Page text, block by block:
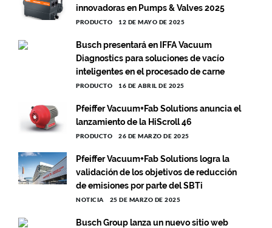
innovadoras en Pumps & Valves 2025
PRODUCTO 12 DE MAYO DE 2025
Busch presentará en IFFA Vacuum
Diagnostics para soluciones de vacío
inteligentes en el procesado de carne
PRODUCTO 16 DE ABRIL DE 2025
Pfeiffer Vacuum+Fab Solutions anuncia el
lanzamiento de la HiScroll 46
PRODUCTO 26 DE MARZO DE 2025
Pfeiffer Vacuum+Fab Solutions logra la
validación de los objetivos de reducción
de emisiones por parte del SBTi
NOTICIA 25 DE MARZO DE 2025
Busch Group lanza un nuevo sitio web